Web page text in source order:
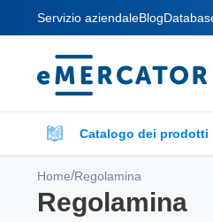
Servizio aziendaleBlog
Mercator
Catalogo dei prodotti
Fodere per rotoli
Medicazioni
Home/Regolamina
Regolamina